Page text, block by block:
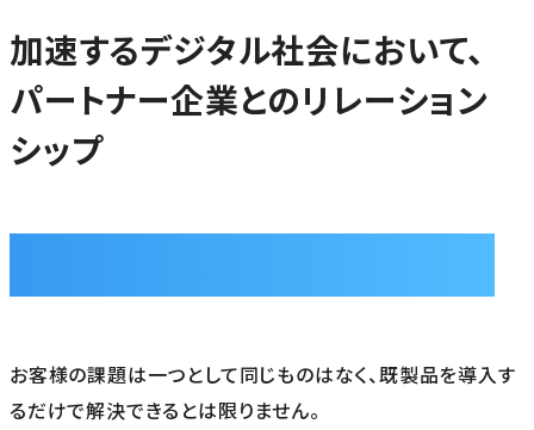
加速するデジタル社会において、
パートナー企業とのリレーション
シップ
お客様の課題は一つとして同じものはなく、既製品を導入す
るだけで解決できるとは限りません。